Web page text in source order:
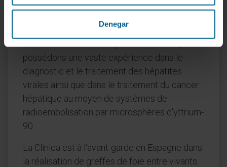
Denegar
génique au traitement des tumeurs du foie et
possédons une vaste expérience dans le
diagnostic et le traitement des hépatites
virales ainsi que dans le traitement du cancer
hépatique au moyen de systèmes de
radioembolisation par microsphères d'yttrium-
90.
La Clínica est à l'avant-garde en Espagne dans
la réalisation de greffes de foie entre vivants.